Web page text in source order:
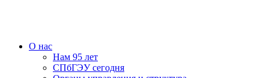
О нас
Нам 95 лет
СПбГЭУ сегодня